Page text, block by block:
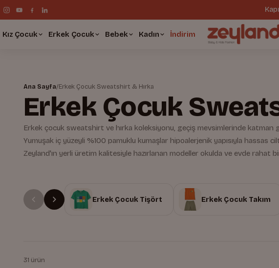
Kız Çocuk Erkek Çocuk Bebek Kadın İndirim
Ana Sayfa/Erkek Çocuk Sweatshirt & Hırka
Erkek Çocuk
Erkek çocuk sweatshirt ve hırka koleksiyonu, geçiş mevsimlerinde katman
Yumuşak iç yüzeyli %100 pamuklu kumaşlar hipoalerjenik yapısıyla hassas
Zeyland'ın yerli üretim kalitesiyle hazırlanan modeller okulda ve evde rahat
Erkek Çocuk Tişört Erkek Çocuk Takım
31 ürün